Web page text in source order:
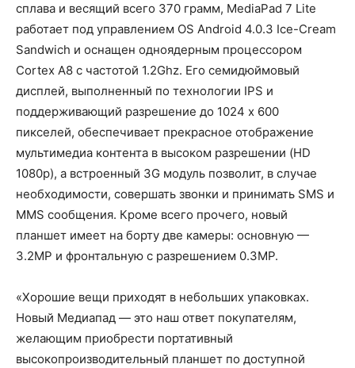
сплава и весящий всего 370 грамм, MediaPad 7 Lite
работает под управлением OS Android 4.0.3 Ice-Cream
Sandwich и оснащен одноядерным процессором
Cortex A8 с частотой 1.2Ghz. Его семидюймовый
дисплей, выполненный по технологии IPS и
поддерживающий разрешение до 1024 x 600
пикселей, обеспечивает прекрасное отображение
мультимедиа контента в высоком разрешении (HD
1080p), а встроенный 3G модуль позволит, в случае
необходимости, совершать звонки и принимать SMS и
MMS сообщения. Кроме всего прочего, новый
планшет имеет на борту две камеры: основную —
3.2MP и фронтальную с разрешением 0.3MP.
«Хорошие вещи приходят в небольших упаковках.
Новый Медиапад — это наш ответ покупателям,
желающим приобрести портативный
высокопроизводительный планшет по доступной